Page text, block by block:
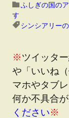
ふしぎの国の
す
シンシアリー
※ツイッタ
や「いいね
マホやタブ
何か不具合が
ください※